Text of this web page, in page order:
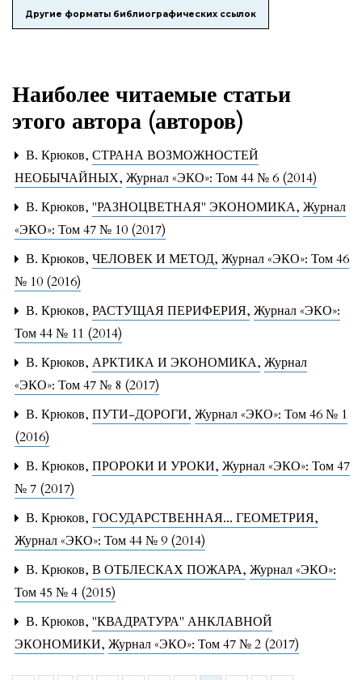
Другие форматы библиографических ссылок
Наиболее читаемые статьи
этого автора (авторов)
В. Крюков, СТРАНА ВОЗМОЖНОСТЕЙ
НЕОБЫЧАЙНЫХ, Журнал «ЭКО»: Том 44 № 6 (2014)
В. Крюков, "РАЗНОЦВЕТНАЯ" ЭКОНОМИКА, Журнал
«ЭКО»: Том 47 № 10 (2017)
В. Крюков, ЧЕЛОВЕК И МЕТОД, Журнал «ЭКО»: Том 46
№ 10 (2016)
В. Крюков, РАСТУЩАЯ ПЕРИФЕРИЯ, Журнал «ЭКО»:
Том 44 № 11 (2014)
В. Крюков, АРКТИКА И ЭКОНОМИКА, Журнал
«ЭКО»: Том 47 № 8 (2017)
В. Крюков, ПУТИ-ДОРОГИ, Журнал «ЭКО»: Том 46 № 1
(2016)
В. Крюков, ПРОРОКИ И УРОКИ, Журнал «ЭКО»: Том 47
№ 7 (2017)
В. Крюков, ГОСУДАРСТВЕННАЯ... ГЕОМЕТРИЯ,
Журнал «ЭКО»: Том 44 № 9 (2014)
В. Крюков, В ОТБЛЕСКАХ ПОЖАРА, Журнал «ЭКО»:
Том 45 № 4 (2015)
В. Крюков, "КВАДРАТУРА" АНКЛАВНОЙ
ЭКОНОМИКИ, Журнал «ЭКО»: Том 47 № 2 (2017)